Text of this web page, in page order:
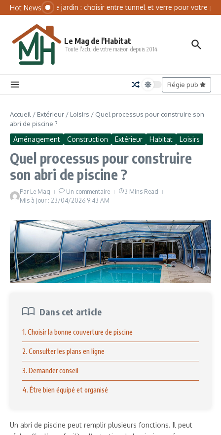
Aller au contenu
Hot NewsSerre de jardin : choisir entre tunnel et verre pour votre
Le Mag de l'Habitat
Toute l'actu de votre maison depuis 2014
Régie pub
Accueil / Extérieur / Loisirs / Quel processus pour construire son
abri de piscine ?
Aménagement Construction Extérieur Habitat Loisirs
Quel processus pour construire
son abri de piscine ?
Par Le Mag Un commentaire
3 Mins Read
Mis à jour : 23/04/2026 9:43 AM
Dans cet article
1. Choisir la bonne couverture de piscine
2. Consulter les plans en ligne
3. Demander conseil
4. Être bien équipé et organisé
Un abri de piscine peut remplir plusieurs fonctions. Il peut
Panneau de gestion des cookies